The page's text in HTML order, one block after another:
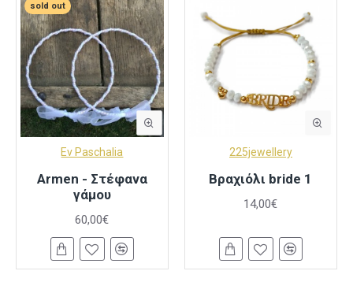
sold out
Ev Paschalia
Armen - Στέφανα
γάμου
60,00€
225jewellery
Βραχιόλι bride 1
14,00€